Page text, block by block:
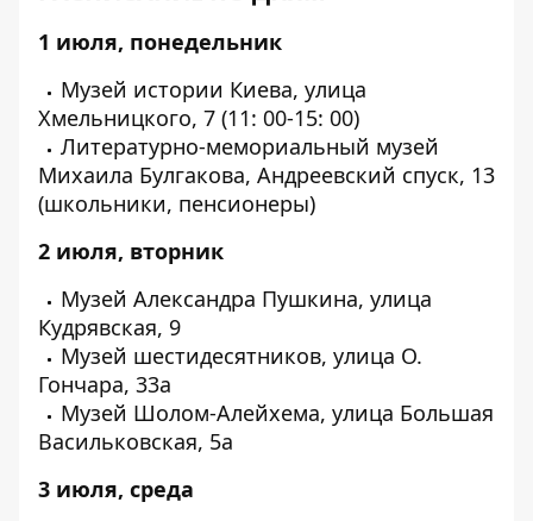
1 июля, понедельник
Музей истории Киева, улица
Хмельницкого, 7 (11: 00-15: 00)
Литературно-мемориальный музей
Михаила Булгакова, Андреевский спуск, 13
(школьники, пенсионеры)
2 июля, вторник
Музей Александра Пушкина, улица
Кудрявская, 9
Музей шестидесятников, улица О.
Гончара, 33а
Музей Шолом-Алейхема, улица Большая
Васильковская, 5а
3 июля, среда